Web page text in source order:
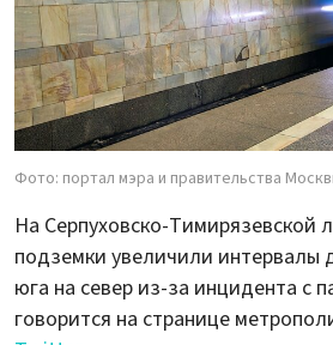
Фото: портал мэра и правительства
На Серпуховско-Тимирязевской
подземки увеличили интервалы
юга на север из-за инцидента с
говорится на странице